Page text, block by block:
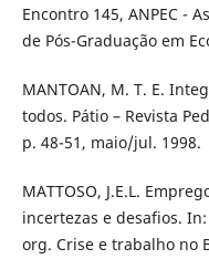
Encontro 145, ANPEC -
de Pós-Graduação em
MANTOAN, M. T. E.
todos. Pátio – Revista
p. 48-51, maio/jul. 1998.
MATTOSO, J.E.L.
incertezas e desafios. In:
org. Crise e trabalho no